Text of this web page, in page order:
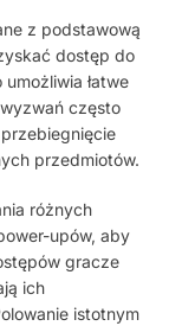
z podstawową
dostęp do
łatwe
często
przedmiotów.
różnych
upów, aby
gracze
ich
istotnym